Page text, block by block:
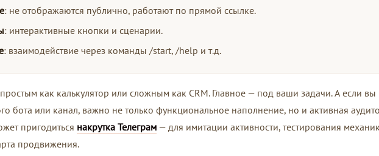
: не отображаются публично, работают по прямой ссылке.
: интерактивные кнопки и сценарии.
: взаимодействие через команды /start, /help и т.д.
как калькулятор или сложным как CRM. Главное — под ваши задачи. А если вы
бота или канал, важно не только функциональное наполнение, но и активная
пригодиться накрутка Телеграм — для имитации активности, тестирования
продвижения.